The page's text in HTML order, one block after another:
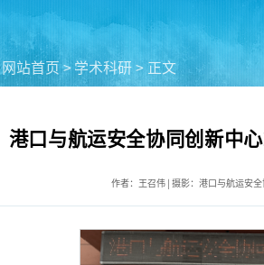
网站首页 > 学术科研 > 正文
港口与航运安全协同创新中
作者：王召伟 | 摄影：港口与航运安